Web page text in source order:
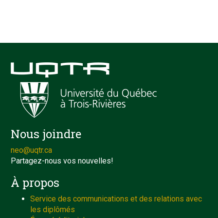
Nous joindre
neo@uqtr.ca
Partagez-nous vos nouvelles!
À propos
Service des communications et des relations avec
les diplômés